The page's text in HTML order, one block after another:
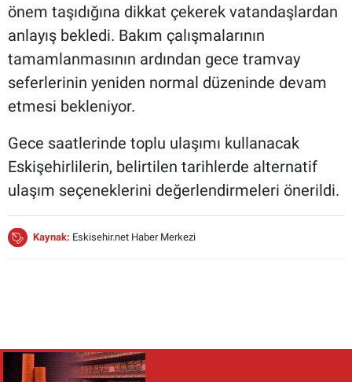
önem taşıdığına dikkat çekerek vatandaşlardan
anlayış bekledi. Bakım çalışmalarının
tamamlanmasının ardından gece tramvay
seferlerinin yeniden normal düzeninde devam
etmesi bekleniyor.
Gece saatlerinde toplu ulaşımı kullanacak
Eskişehirlilerin, belirtilen tarihlerde alternatif
ulaşım seçeneklerini değerlendirmeleri önerildi.
Kaynak: Eskisehir.net Haber Merkezi